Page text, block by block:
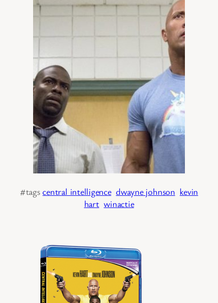
#tagscentral intelligence dwayne johnson kevin
hart winactie